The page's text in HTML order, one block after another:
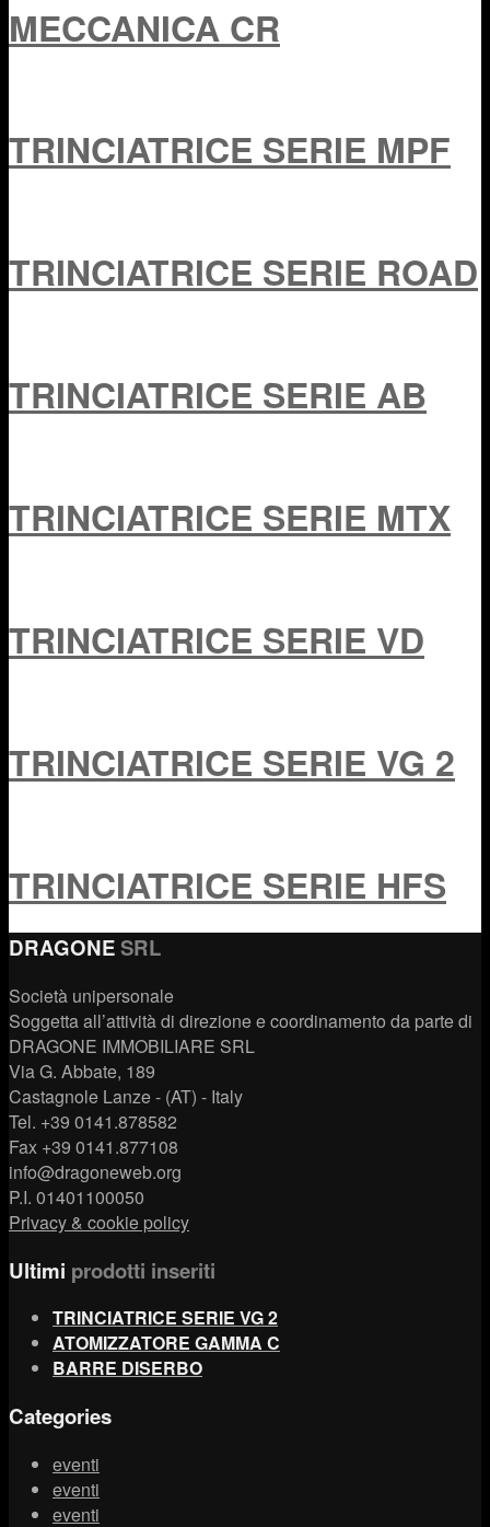
MECCANICA CR
TRINCIATRICE SERIE MPF
TRINCIATRICE SERIE ROAD
TRINCIATRICE SERIE AB
TRINCIATRICE SERIE MTX
TRINCIATRICE SERIE VD
TRINCIATRICE SERIE VG 2
TRINCIATRICE SERIE HFS
DRAGONE SRL
Società unipersonale
Soggetta all’attività di direzione e coordinamento da parte di
DRAGONE IMMOBILIARE SRL
Via G. Abbate, 189
Castagnole Lanze - (AT) - Italy
Tel. +39 0141.878582
Fax +39 0141.877108
info@dragoneweb.org
P.I. 01401100050
Privacy & cookie policy
Ultimi prodotti inseriti
TRINCIATRICE SERIE VG 2
ATOMIZZATORE GAMMA C
BARRE DISERBO
Categories
eventi
eventi
eventi